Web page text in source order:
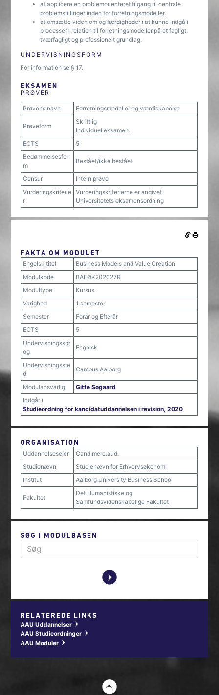
at applicere en problemorienteret tilgang til centrale
problemstillinger inden for forretningsmodeller.
at omsætte viden om og færdigheder i at kunne indgå i
processer i relation til forretningsmodeller på et fagligt,
tværfagligt og professionelt grundlag.
UNDERVISNINGSFORM
For information se § 17.
EKSAMEN
PRØVER
Prøvens navn Forretningsmodeller og værdiskabelse
Prøveform
Skriftlig
Individuel eksamen.
ECTS
5
Bedømmelsesfor
m
Bestået/ikke bestået
Censur
Intern prøve
Vurderingskriterie
r
Vurderingskriterierne er angivet i
Universitetets eksamensordning
FAKTA OM MODULET
Engelsk titel
Business Models and Value Creation
Modulkode
BAEØK202027R
Modultype
Kursus
Varighed
1 semester
Semester
Forår og Efterår
ECTS
5
Undervisningsspr
og
Engelsk
Undervisningsste
d
Campus Aalborg
Modulansvarlig
Gitte Søgaard
Indgår i
Studieordning for kandidatuddannelsen i revision, 2020
ORGANISATION
Uddannelsesejer
Cand.merc.aud.
Studienævn
Studienævn for Erhvervsøkonomi
Institut
Aalborg University Business School
Fakultet
Det Humanistiske og
Samfundsvidenskabelige Fakultet
SØG I MODULBASEN
y
RELATEREDE LINKS
AAU Uddannelser w
AAU Studieordninger w
AAU Moduler w
t